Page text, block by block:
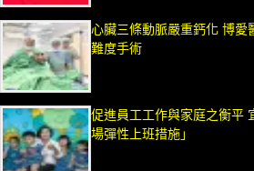
心臟三條動脈嚴重鈣化 博愛
難度手術
促進員工工作與家庭之衡平
場彈性上班措施」